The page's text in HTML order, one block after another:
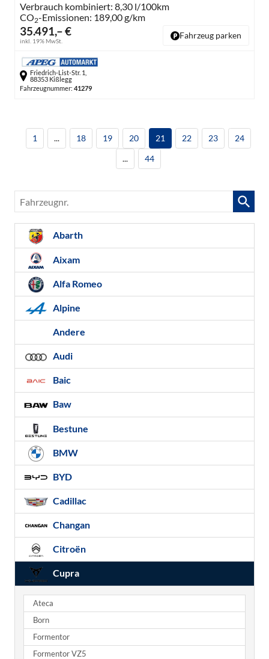
35.491,– €
inkl. 19% MwSt.
Verbrauch kombiniert: 8,30 l/100km
CO2-Emissionen: 189,00 g/km
Fahrzeug parken
Friedrich-List-Str. 1,
88353 Kißlegg
Fahrzeugnummer: 41279
1 ... 18 19 20 21 22 23
24
...
44
Fahrzeugnr.
Abarth
Aixam
Alfa Romeo
Alpine
Andere
Audi
Baic
Baw
Bestune
BMW
BYD
Cadillac
Changan
Citroën
Cupra
Ateca
Born
Formentor
Formentor VZ5